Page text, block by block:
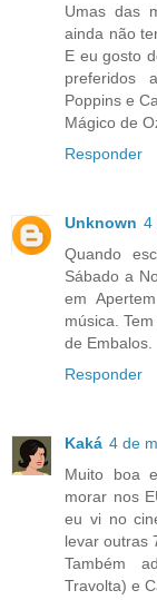
Umas das
ainda não
E eu gosto
preferidos
Poppins e
Mágico de
Responder
Unknown 4
Quando
Sábado a
em
música.
de Embalos.
Responder
Kaká 4 de
Muito boa
morar nos
eu vi no
levar outras
Também
Travolta) e